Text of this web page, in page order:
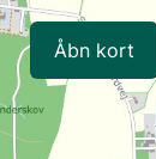
Åbn kort